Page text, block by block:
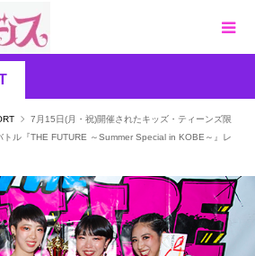
7月15日(月・祝)開催されたキッズ・ティーンズ限
ル『THE FUTURE ～Summer Special in KOBE～』レ